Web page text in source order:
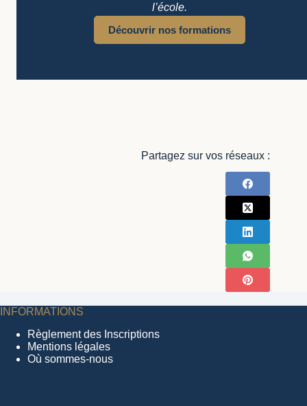
l’école.
Découvrir nos formations
Partagez sur vos réseaux :
INFORMATIONS
Règlement des Inscriptions
Mentions légales
Où sommes-nous